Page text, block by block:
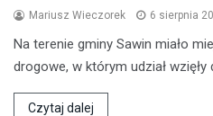
Mariusz Wieczorek 6 sierpnia
Na terenie gminy Sawin miało
drogowe, w którym udział wzięły
Czytaj dalej